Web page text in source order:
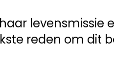
levensmissie
reden om dit